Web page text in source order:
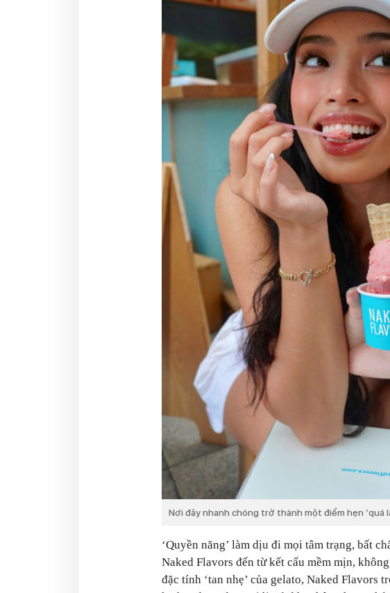
Nơi đây nhanh chóng trở thành một điểm hẹn ‘quá
‘Quyền năng’ làm dịu đi mọi tâm trạng, bất
Naked Flavors đến từ kết cấu mềm mịn,
đặc tính ‘tan nhẹ’ của gelato, Naked Flavors